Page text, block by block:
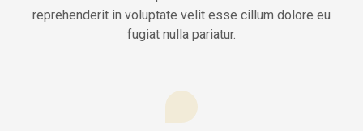
reprehenderit in voluptate velit esse cillum dolore eu
fugiat nulla pariatur.